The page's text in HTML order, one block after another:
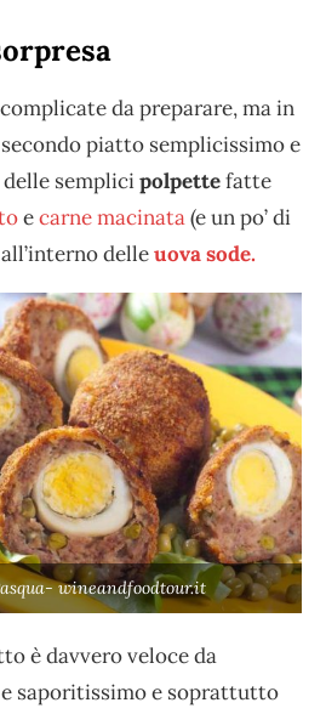
da preparare, ma in
piatto semplicissimo e
delle semplicipolpettefatte
ecarne macinata(e un po’ di
delleuova sode.
wineandfoodtour.it
è davvero veloce da
saporitissimo e soprattutto